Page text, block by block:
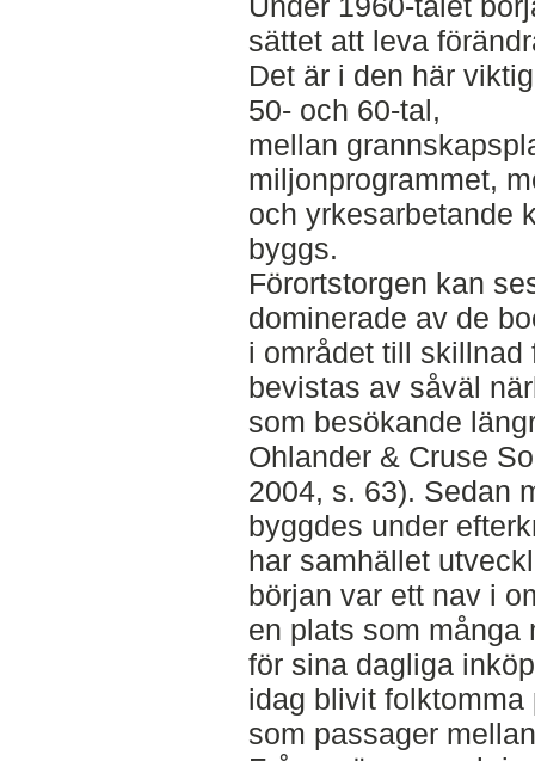
sättet att leva
Det är i den här
50- och 60-tal,
mellan
miljonprogrammet,
och yrkesarbetande
byggs.
Förortstorgen kan
dominerade av de
i området till skillnad
bevistas av såväl
som besökande
Ohlander & Cruse
2004, s. 63). Sedan
byggdes under
har samhället
början var ett nav i
en plats som många
för sina dagliga
idag blivit
som passager